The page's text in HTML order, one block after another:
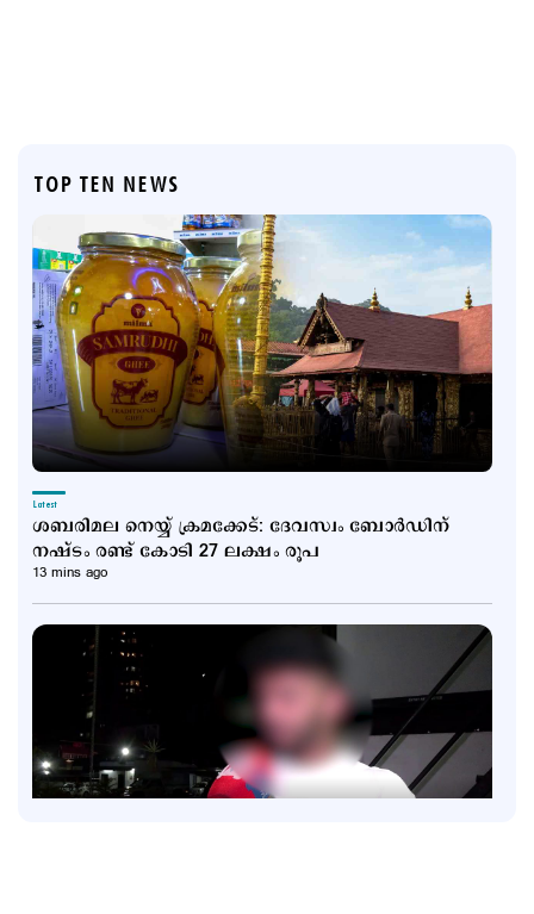
TOP TEN NEWS
Latest
ശബരിമല നെയ്യ് ക്രമക്കേട്: ദേവസ്വം ബോര്‍ഡിന്
നഷ്ടം രണ്ട് കോടി 27 ലക്ഷം രൂപ
13 mins ago